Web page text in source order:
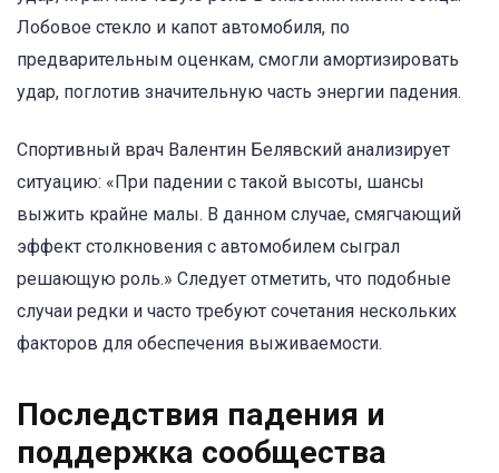
Лобовое стекло и капот автомобиля, по
предварительным оценкам, смогли амортизировать
удар, поглотив значительную часть энергии падения.
Спортивный врач Валентин Белявский анализирует
ситуацию: «При падении с такой высоты, шансы
выжить крайне малы. В данном случае, смягчающий
эффект столкновения с автомобилем сыграл
решающую роль.» Следует отметить, что подобные
случаи редки и часто требуют сочетания нескольких
факторов для обеспечения выживаемости.
Последствия падения и
поддержка сообщества